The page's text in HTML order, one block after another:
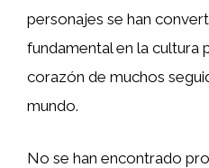
personajes se han
fundamental en la cultura
corazón de muchos
mundo.
No se han encontrado